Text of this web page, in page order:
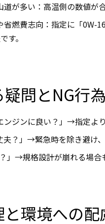
が多い：高温側の数値が
省燃費志向：指定に「0W-
す。
問とNG行為
ンジンに良い？」→指定よ
夫？」→緊急時を除き避け
？」→規格設計が崩れる場
環境への配